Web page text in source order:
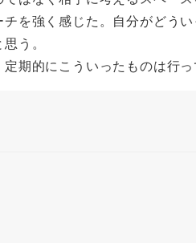
を強く感じた。自分がどう
う。
期的にこういったものは行っ